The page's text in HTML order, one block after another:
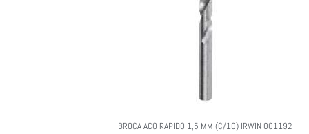
BROCA ACO RAPIDO 1,5 MM (C/10) IRWIN 001192